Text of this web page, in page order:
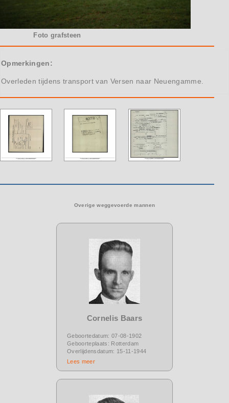
Foto grafsteen
Opmerkingen:
Overleden tijdens transport van Versen naar Neuengamme.
Overige weggevoerde mannen
Cornelis Baars
Geboortedatum: 07-08-1902
Geboorteplaats: Rotterdam
Overlijdensdatum: 15-11-1944
Lees meer